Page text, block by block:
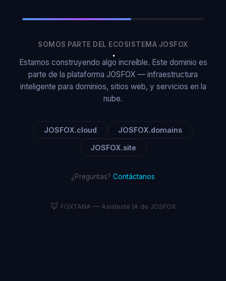
SOMOS PARTE DEL ECOSISTEMA JOSFOX
Estamos construyendo algo increíble. Este dominio es
parte de la plataforma JOSFOX — infraestructura
inteligente para dominios, sitios web, y servicios en la
nube.
JOSFOX.cloud JOSFOX.domains
JOSFOX.site
¿Preguntas? Contáctanos
🦊 FOXTANA — Asistente IA de JOSFOX